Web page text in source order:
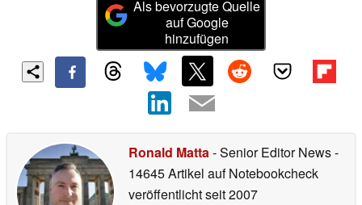
Als bevorzugte Quelle
auf Google
hinzufügen
Ronald Matta- Senior Editor News-
14645 Artikel auf Notebookcheck
veröffentlichtseit 2007